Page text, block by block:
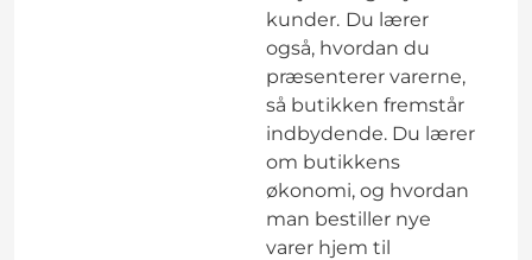
kunder. Du lærer
også, hvordan du
præsenterer varerne,
så butikken fremstår
indbydende. Du lærer
om butikkens
økonomi, og hvordan
man bestiller nye
varer hjem til